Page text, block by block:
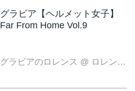
グラビア【ヘルメット女子】
Far From Home Vol.9
グラビアのロレンス @ ロレンス編集部